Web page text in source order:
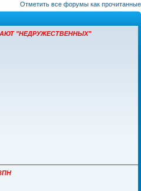
Отметить все форумы как прочитанные
"НЕДРУЖЕСТВЕННЫХ"